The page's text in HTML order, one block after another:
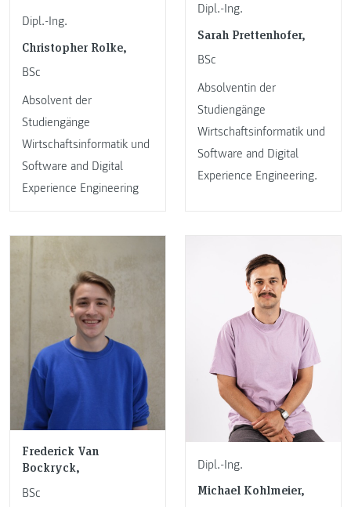
Dipl.-Ing.
Christopher Rolke,
BSc
Absolvent der
Studiengänge
Wirtschaftsinformatik und
Software and Digital
Experience Engineering
Dipl.-Ing.
Sarah Prettenhofer,
BSc
Absolventin der
Studiengänge
Wirtschaftsinformatik und
Software and Digital
Experience Engineering.
Frederick Van
Bockryck,
BSc
Dipl.-Ing.
Michael Kohlmeier,